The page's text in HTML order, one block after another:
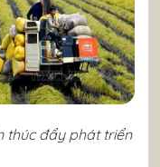
thúc đẩy phát triển